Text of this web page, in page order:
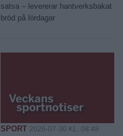
satsa – levererar hantverksbakat
bröd på lördagar
SPORT 2026-07-30 KL. 08:48